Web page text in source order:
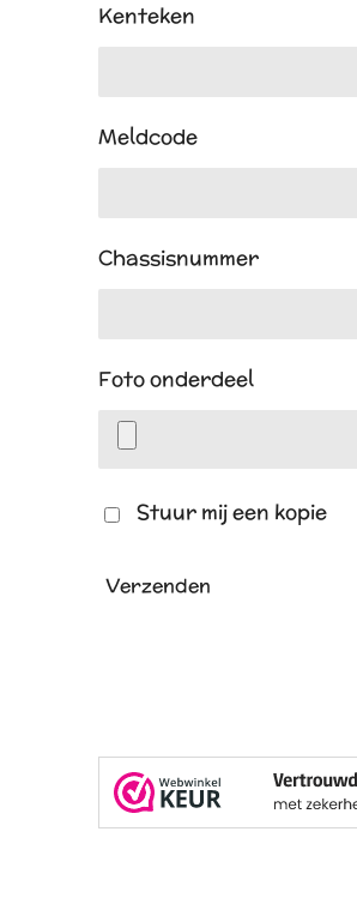
Kenteken
Meldcode
Chassisnummer
Foto onderdeel
Stuur mij een kopie
Verzenden